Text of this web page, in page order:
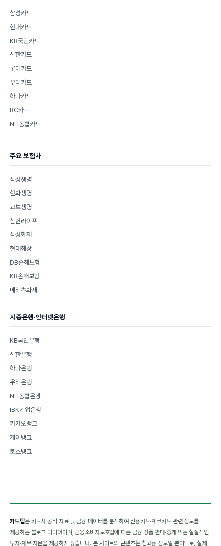
삼성카드
현대카드
KB국민카드
신한카드
롯데카드
우리카드
하나카드
BC카드
NH농협카드
주요 보험사
삼성생명
한화생명
교보생명
신한라이프
삼성화재
현대해상
DB손해보험
KB손해보험
메리츠화재
시중은행·인터넷은행
KB국민은행
신한은행
하나은행
우리은행
NH농협은행
IBK기업은행
카카오뱅크
케이뱅크
토스뱅크
카드팁은 카드사 공식 자료 및 금융 데이터를 분석하여 신용카드·체크카드 관련 정보를
제공하는 블로그 미디어이며, 금융소비자보호법에 따른 금융 상품 판매·중개 또는 실질적인
투자·재무 자문을 제공하지 않습니다. 본 사이트의 콘텐츠는 참고용 정보일 뿐이므로, 실제